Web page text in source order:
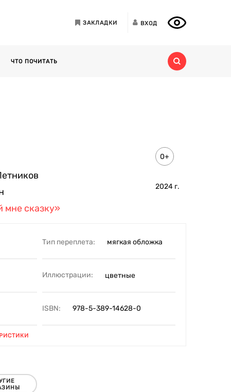
ЗАКЛАДКИ ВХОД
ЧТО ПОЧИТАТЬ
0+
2024 г.
мне сказку»
Тип переплета: мягкая обложка
Иллюстрации: цветные
ISBN: 978-5-389-14628-0